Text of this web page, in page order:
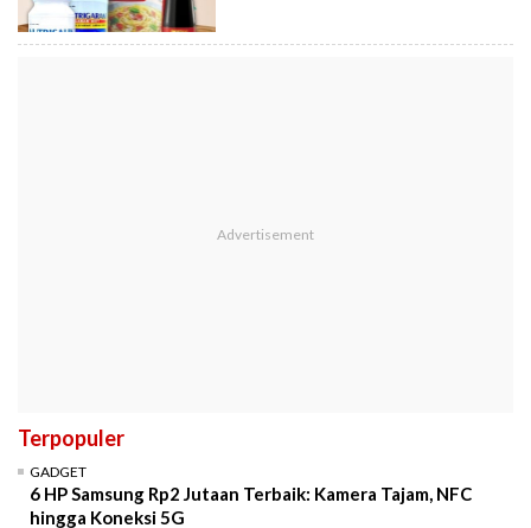
Terpopuler
GADGET
6 HP Samsung Rp2 Jutaan Terbaik: Kamera Tajam, NFC
hingga Koneksi 5G